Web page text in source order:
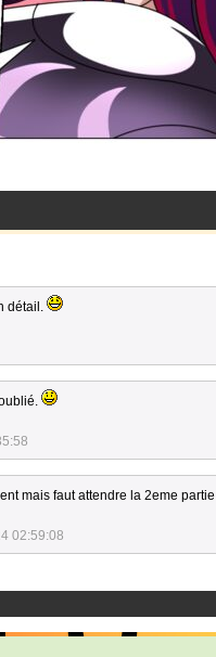
détail.
mais faut attendre la 2eme
02:59:08